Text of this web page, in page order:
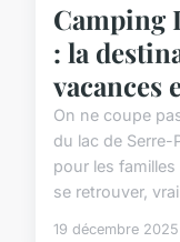
Camping
: la
vacances
On ne coupe
du lac de
pour les
se retrouver,
19 décembre 2025